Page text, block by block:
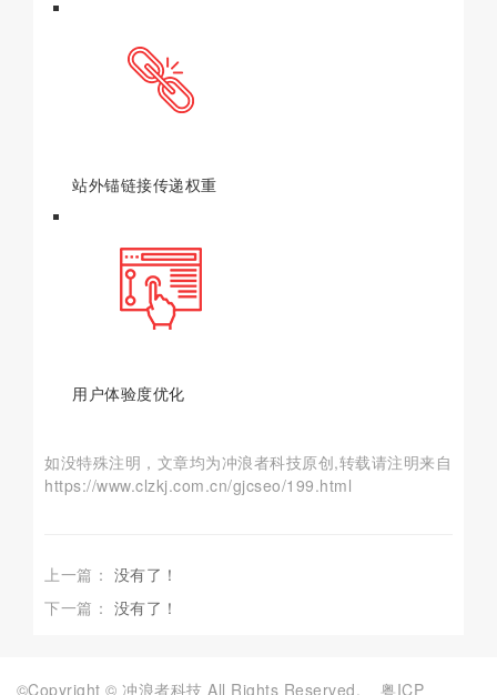
站外锚链接传递权重
用户体验度优化
如没特殊注明，文章均为冲浪者科技原创,转载请注明来自
https://www.clzkj.com.cn/gjcseo/199.html
上一篇： 没有了！
下一篇： 没有了！
©Copyright © 冲浪者科技 All Rights Reserved.粤ICP